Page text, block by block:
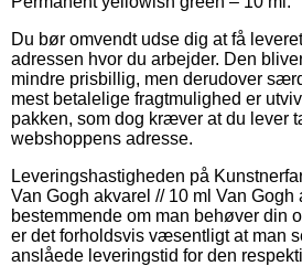
Du bør omvendt udse dig at få
adressen hvor du arbejder. Den
mindre prisbillig, men derudover
mest betalelige fragtmulighed er
pakken, som dog kræver at du lever
webshoppens adresse.
Leveringshastigheden på
Van Gogh akvarel // 10 ml Van Gogh
bestemmende om man behøver din
er det forholdsvis væsentligt at man
anslåede leveringstid for den